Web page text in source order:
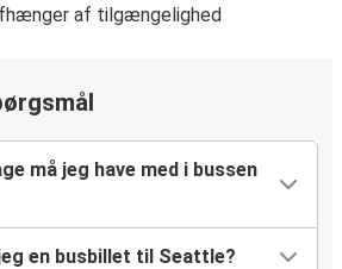
af tilgængelighed
må jeg have med i bussen
en busbillet til Seattle?